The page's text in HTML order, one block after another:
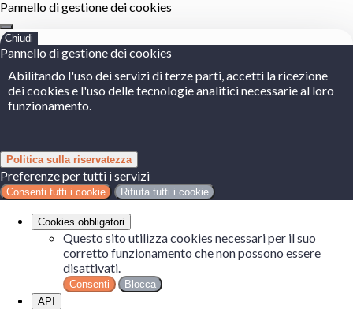
Pannello di gestione dei cookies
Chiudi
Pannello di gestione dei cookies
Abilitando l'uso dei servizi di terze parti, accetti la ricezione
dei cookies e l'uso delle tecnologie analitici necessarie al loro
funzionamento.
Politica sulla riservatezza
Preferenze per tutti i servizi
Consenti tutti i cookie Rifiuta tutti i cookie
Cookies obbligatori
Questo sito utilizza cookies necessari per il suo
corretto funzionamento che non possono essere
disattivati.
Consenti
Blocca
API